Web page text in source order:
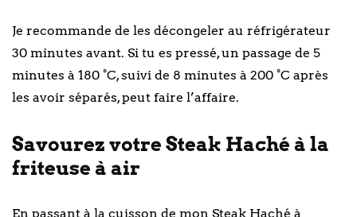
Je recommande de les décongeler au réfrigérateur
30 minutes avant. Si tu es pressé, un passage de 5
minutes à 180 °C, suivi de 8 minutes à 200 °C après
les avoir séparés, peut faire l’affaire.
Savourez votre Steak Haché à la
friteuse à air
En passant à la cuisson de mon Steak Haché à